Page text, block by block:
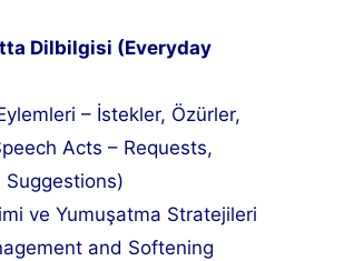
Dilbilgisi (Everyday
– İstekler, Özürler,
Acts – Requests,
Suggestions)
ve Yumuşatma Stratejileri
and Softening